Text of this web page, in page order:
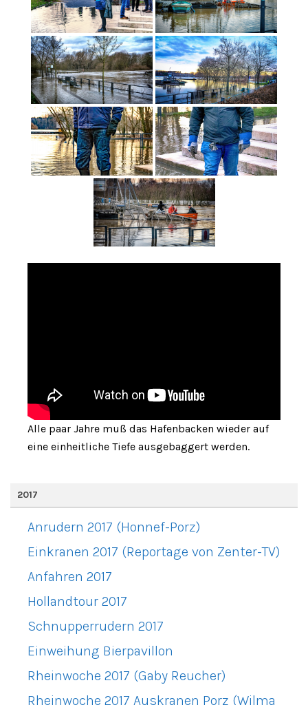
Alle paar Jahre muß das Hafenbacken wieder auf
eine einheitliche Tiefe ausgebaggert werden.
2017
Anrudern 2017 (Honnef-Porz)
Einkranen 2017 (Reportage von Zenter-TV)
Anfahren 2017
Hollandtour 2017
Schnupperrudern 2017
Einweihung Bierpavillon
Rheinwoche 2017 (Gaby Reucher)
Rheinwoche 2017 Auskranen Porz (Wilma